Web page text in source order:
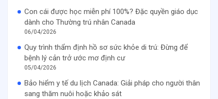
Con cái được học miễn phí 100%? Đặc quyền giáo dục
dành cho Thường trú nhân Canada
06/04/2026
Quy trình thẩm định hồ sơ sức khỏe di trú: Đừng để
bệnh lý cản trở ước mơ định cư
05/04/2026
Bảo hiểm y tế du lịch Canada: Giải pháp cho người thân
sang thăm nuôi hoặc khảo sát